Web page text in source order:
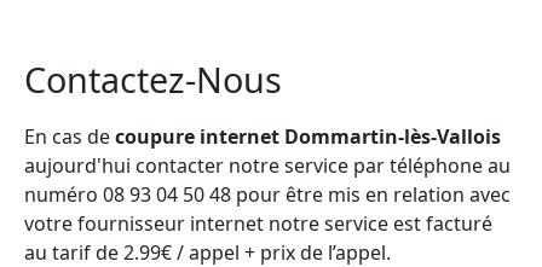
Contactez-Nous
En cas decoupure internet Dommartin-lès-Vallois
aujourd'hui contacter notre service par téléphone au
numéro 08 93 04 50 48 pour être mis en relation avec
votre fournisseur internet notre service est facturé
au tarif de 2.99€ / appel + prix de l’appel.